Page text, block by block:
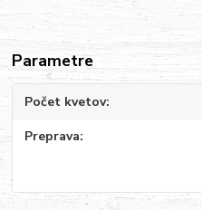
Parametre
Počet kvetov
Preprava